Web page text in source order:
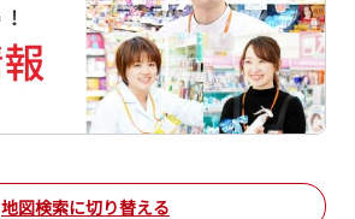
地図検索に切り替える